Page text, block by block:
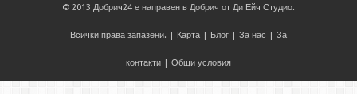
© 2013 Добрич24 е направен в Добрич от Ди Ейч Студио.
Всички права запазени. | Карта | Блог | За нас | За
контакти | Общи условия